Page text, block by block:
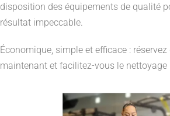
disposition des équipements de qualité
résultat impeccable.
Économique, simple et efficace : réservez
maintenant et facilitez-vous le nettoyage